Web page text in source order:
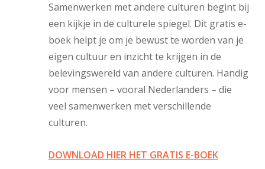
Samenwerken met andere culturen begint bij
een kijkje in de culturele spiegel. Dit gratis e-
boek helpt je om je bewust te worden van je
eigen cultuur en inzicht te krijgen in de
belevingswereld van andere culturen. Handig
voor mensen – vooral Nederlanders – die
veel samenwerken met verschillende
culturen.
DOWNLOAD HIER HET GRATIS E-BOEK